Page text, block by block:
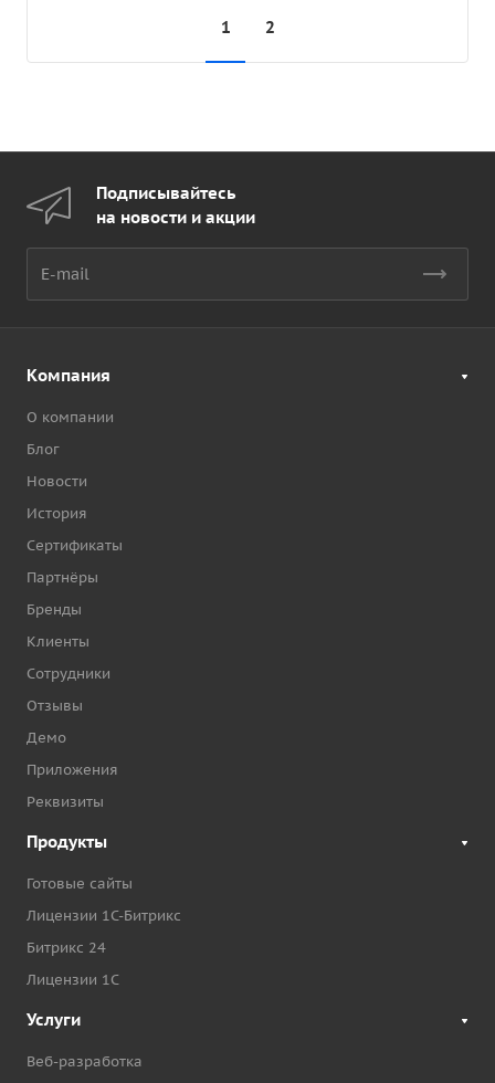
1 2
Подписывайтесь
на новости и акции
Компания
О компании
Блог
Новости
История
Сертификаты
Партнёры
Бренды
Клиенты
Сотрудники
Отзывы
Демо
Приложения
Реквизиты
Продукты
Готовые сайты
Лицензии 1С-Битрикс
Битрикс 24
Лицензии 1С
Услуги
Веб-разработка